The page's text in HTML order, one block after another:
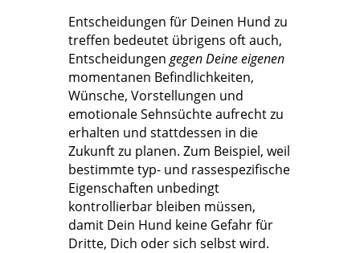
Entscheidungen für Deinen Hund zu
treffen bedeutet übrigens oft auch,
Entscheidungengegen Deine eigenen
momentanen Befindlichkeiten,
Wünsche, Vorstellungen und
emotionale Sehnsüchte aufrecht zu
erhalten und stattdessen in die
Zukunft zu planen. Zum Beispiel, weil
bestimmte typ- und rassespezifische
Eigenschaften unbedingt
kontrollierbar bleiben müssen,
damit Dein Hund keine Gefahr für
Dritte, Dich oder sich selbst wird.